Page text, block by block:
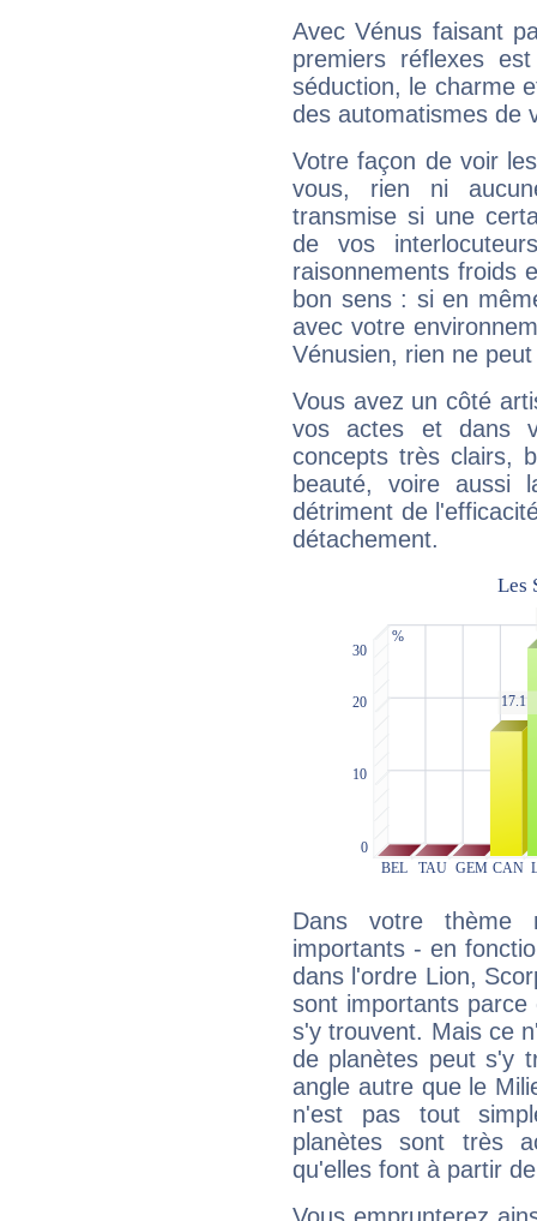
Avec Vénus faisant
premiers réflexes
séduction, le charme
des automatismes de
Votre façon de voir
vous, rien ni
transmise si une
de vos
raisonnements froids
bon sens : si en
avec votre
Vénusien, rien ne
Vous avez un côté
vos actes et dans
concepts très clairs,
beauté, voire aussi
détriment de
détachement.
Dans votre thème
importants - en
dans l'ordre Lion,
sont importants parce
s'y trouvent. Mais ce
de planètes peut s'y
angle autre que le
n'est pas tout
planètes sont très
qu'elles font à partir